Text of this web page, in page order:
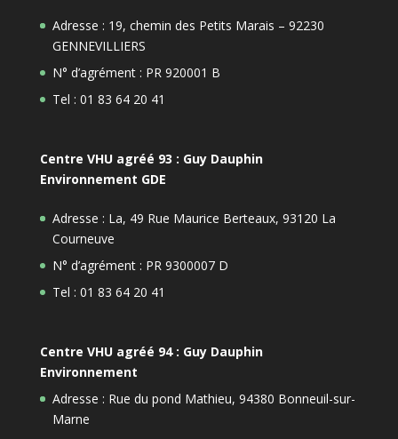
Adresse : 19, chemin des Petits Marais – 92230
GENNEVILLIERS
N° d’agrément : PR 920001 B
Tel : 01 83 64 20 41
Centre VHU agréé 93 : Guy Dauphin
Environnement GDE
Adresse : La, 49 Rue Maurice Berteaux, 93120 La
Courneuve
N° d’agrément : PR 9300007 D
Tel : 01 83 64 20 41
Centre VHU agréé 94 : Guy Dauphin
Environnement
Adresse : Rue du pond Mathieu, 94380 Bonneuil-sur-
Marne